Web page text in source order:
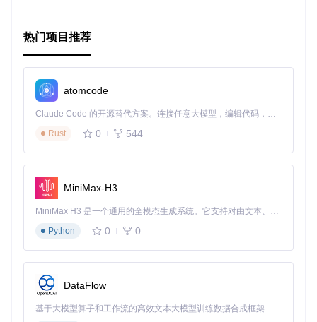
Licensed under the Apache License, Version 2.0 (the
   http://www.apache.org/licenses/LICENSE-2.0
Unless required by applicable law or agreed to in
WITHOUT WARRANTIES OR CONDITIONS OF ANY KIND, either
See the License for the specific language governing
热门项目推荐
atomcode
Claude Code 的开源替代方案。连接任意大模型，编辑代码，运行命令，自动验证 — 全自动执行。用 Rust 构建，极致性能。 ｜ An open-source alternative to Claude Code. Connect any LLM, edit code, run commands, and verify changes — autonomously. Built in Rust for speed. Get Started
Rust
0 544
MiniMax-H3
MiniMax H3 是一个通用的全模态生成系统。它支持对由文本、图像、视频和音频组成的多模态上下文进行统一理解，并能生成分辨率高达 2K、时长可达 15 秒的带原生立体声音频的视频。得益于面向任务泛化的系统设计，H3 在预训练阶段就已具备广泛的多模态上下文理解与生成能力，能够出色地执行复杂的多模态指令。
Python
0 0
DataFlow
基于大模型算子和工作流的高效文本大模型训练数据合成框架